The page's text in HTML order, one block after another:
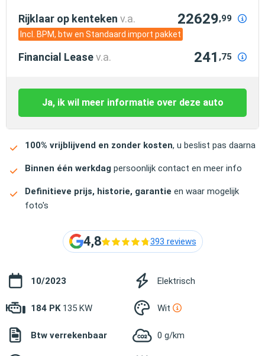
Rijklaar op kenteken v.a. 22629,99
Incl. BPM, btw en Standaard import pakket
Financial Leasev.a. 241 ,75
Ja, ik wil meer informatie over deze auto
100% vrijblijvend en zonder kosten, u beslist pas daarna
Binnen één werkdag persoonlijk contact en meer info
Definitieve prijs, historie, garantie en waar mogelijk
foto's
4,8 393 reviews
10/2023 Elektrisch
184 PK 135 KW Wit
Btw verrekenbaar 0 g/km